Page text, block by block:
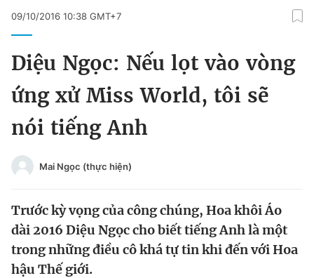
Chuyên mục
Chuyên mục khác
Chào ngày mới
Video Magazine
Đổi mật khẩu
Tin đã lưu
Tin đã xem
Đăng xuất
09/10/2016 10:38 GMT+7
Diệu Ngọc: Nếu lọt vào vòng
ứng xử Miss World, tôi sẽ
nói tiếng Anh
Mai Ngọc (thực hiện)
Trước kỳ vọng của công chúng, Hoa khôi Áo
dài 2016 Diệu Ngọc cho biết tiếng Anh là một
trong những điều cô khá tự tin khi đến với Hoa
hậu Thế giới.